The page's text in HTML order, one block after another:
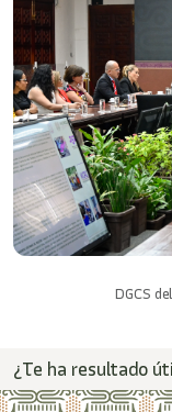
DGCS
¿Te ha resultado